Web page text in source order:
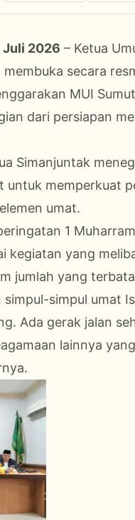
Juli 2026 – Ketua
secara
MUI
dari persiapan
Simanjuntak
untuk memperkuat
umat.
1
kegiatan yang
jumlah yang
simpul umat
Ada gerak jalan
lainnya